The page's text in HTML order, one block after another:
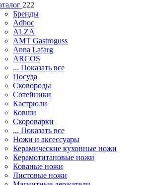
222
Бренды
Adhoc
ALZA
AMT Gastroguss
Anna Lafarg
ARCOS
... Показать все
Посуда
Сковороды
Сотейники
Кастрюли
Ковши
Скороварки
... Показать все
Ножи и аксессуары
Керамические кухонные ножи
Керамотитановые ножи
Кованые ножи
Листовые ножи